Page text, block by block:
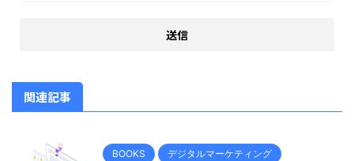
関連記事
BOOKS デジタルマーケティング